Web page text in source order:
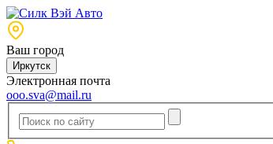
Ваш город
Иркутск
Электронная почта
ooo.sva@mail.ru